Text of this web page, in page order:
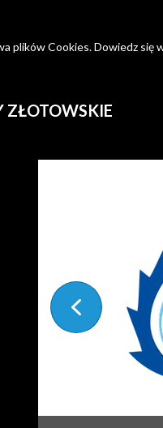
plików Cookies. Dowiedz się
ZŁOTOWSKIE